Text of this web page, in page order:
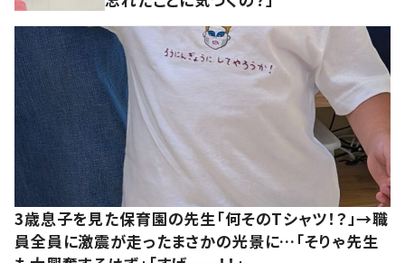
3歳息子を見た保育園の先生「何そのTシャツ！？」→職
員全員に激震が走ったまさかの光景に…「そりゃ先生